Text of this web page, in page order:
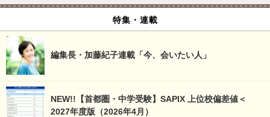
特集・連載
編集長・加藤紀子連載「今、会いたい人」
NEW!!【首都圏・中学受験】SAPIX 上位校偏差値＜
2027年度版（2026年4月）